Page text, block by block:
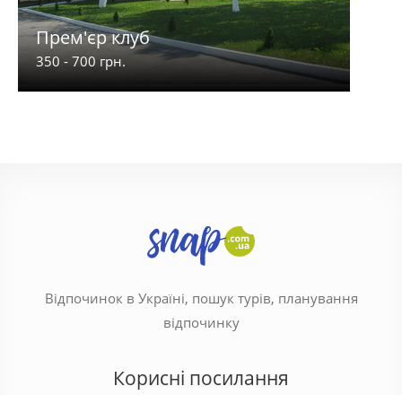
Прем'єр клуб
350 - 700 грн.
Відпочинок в Україні, пошук турів, планування
відпочинку
Корисні посилання